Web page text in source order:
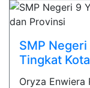
SMP
Tingkat
Oryza Enwiera